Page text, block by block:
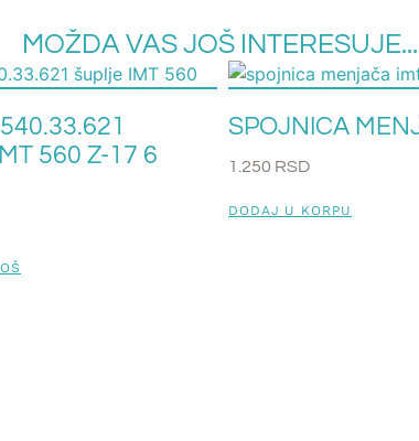
MOŽDA VAS JOŠ
560 Z-17 6
SPOJNICA
1.250 RSD
DODAJ U KORPU